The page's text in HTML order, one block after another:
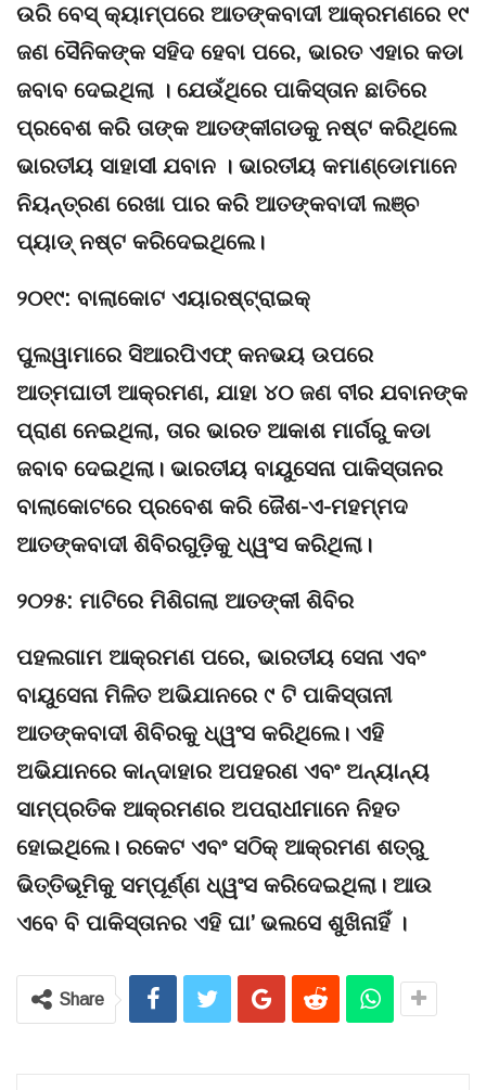
ଉରି ବେସ୍ କ୍ୟାମ୍ପରେ ଆତଙ୍କବାଦୀ ଆକ୍ରମଣରେ ୧୯
ଜଣ ସୈନିକଙ୍କ ସହିଦ ହେବା ପରେ, ଭାରତ ଏହାର କଡା
ଜବାବ ଦେଇଥିଲା । ଯେଉଁଥିରେ ପାକିସ୍ତାନ ଛାତିରେ
ପ୍ରବେଶ କରି ତାଙ୍କ ଆତଙ୍କୀଗଡକୁ ନଷ୍ଟ କରିଥିଲେ
ଭାରତୀୟ ସାହାସୀ ଯବାନ । ଭାରତୀୟ କମାଣ୍ଡୋମାନେ
ନିୟନ୍ତ୍ରଣ ରେଖା ପାର କରି ଆତଙ୍କବାଦୀ ଲଞ୍ଚ
ପ୍ୟାଡ୍ ନଷ୍ଟ କରିଦେଇଥିଲେ।
୨୦୧୯: ବାଲାକୋଟ ଏୟାରଷ୍ଟ୍ରାଇକ୍
ପୁଲୱାମାରେ ସିଆରପିଏଫ୍ କନଭୟ ଉପରେ
ଆତ୍ମଘାତୀ ଆକ୍ରମଣ, ଯାହା ୪୦ ଜଣ ବୀର ଯବାନଙ୍କ
ପ୍ରାଣ ନେଇଥିଲା, ତାର ଭାରତ ଆକାଶ ମାର୍ଗରୁ କଡା
ଜବାବ ଦେଇଥିଲା। ଭାରତୀୟ ବାୟୁସେନା ପାକିସ୍ତାନର
ବାଲାକୋଟରେ ପ୍ରବେଶ କରି ଜୈଶ-ଏ-ମହମ୍ମଦ
ଆତଙ୍କବାଦୀ ଶିବିରଗୁଡ଼ିକୁ ଧ୍ୱଂସ କରିଥିଲା।
୨୦୨୫: ମାଟିରେ ମିଶିଗଲା ଆତଙ୍କୀ ଶିବିର
ପହଲଗାମ ଆକ୍ରମଣ ପରେ, ଭାରତୀୟ ସେନା ଏବଂ
ବାୟୁସେନା ମିଳିତ ଅଭିଯାନରେ ୯ ଟି ପାକିସ୍ତାନୀ
ଆତଙ୍କବାଦୀ ଶିବିରକୁ ଧ୍ୱଂସ କରିଥିଲେ। ଏହି
ଅଭିଯାନରେ କାନ୍ଦାହାର ଅପହରଣ ଏବଂ ଅନ୍ୟାନ୍ୟ
ସାମ୍ପ୍ରତିକ ଆକ୍ରମଣର ଅପରାଧୀମାନେ ନିହତ
ହୋଇଥିଲେ। ରକେଟ ଏବଂ ସଠିକ୍ ଆକ୍ରମଣ ଶତ୍ରୁ
ଭିତ୍ତିଭୂମିକୁ ସମ୍ପୂର୍ଣ୍ଣ ଧ୍ୱଂସ କରିଦେଇଥିଲା। ଆଉ
ଏବେ ବି ପାକିସ୍ତାନର ଏହି ଘା’ ଭଲସେ ଶୁଖିନାହିଁ ।
Share